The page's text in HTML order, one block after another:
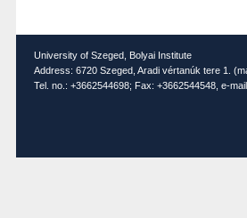
University of Szeged, Bolyai Institute
Address: 6720 Szeged, Aradi vértanúk tere 1. (
Tel. no.: +3662544698; Fax: +3662544548, e-